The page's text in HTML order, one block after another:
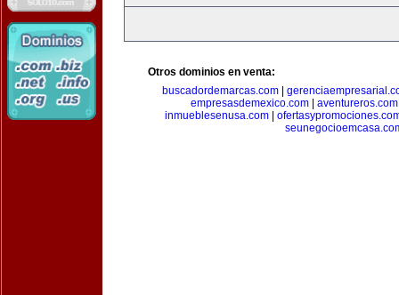
Otros dominios en venta:
buscadordemarcas.com|
empresasdemexico.com| aventureros.com
inmueblesenusa.com|